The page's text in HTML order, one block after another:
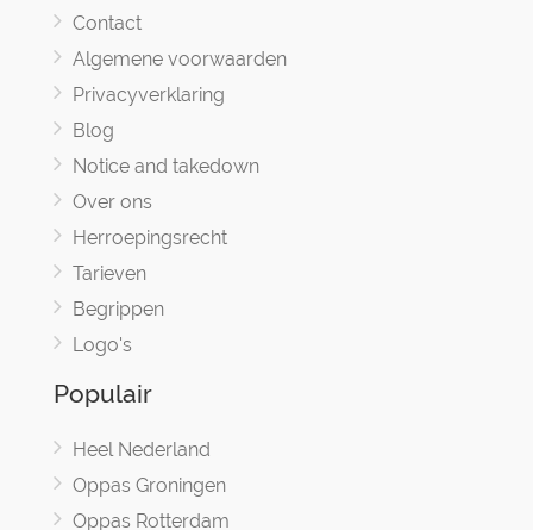
Contact
Algemene voorwaarden
Privacyverklaring
Blog
Notice and takedown
Over ons
Herroepingsrecht
Tarieven
Begrippen
Logo's
Populair
Heel Nederland
Oppas Groningen
Oppas Rotterdam